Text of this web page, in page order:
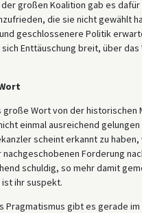
großen Koalition gab es
die sie nicht gewählt
geschlossenere Politik
Enttäuschung breit, über
große Wort von der
einmal ausreichend
scheint erkannt zu
Forderung
schuldig, so mehr damit
ihr suspekt.
Pragmatismus gibt es gerade